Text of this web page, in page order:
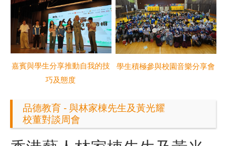
嘉賓與學生分享推動自我的技
巧及態度
學生積極參與校園音樂分享會
品德教育 - 與林家棟先生及黃光耀
校董對談周會